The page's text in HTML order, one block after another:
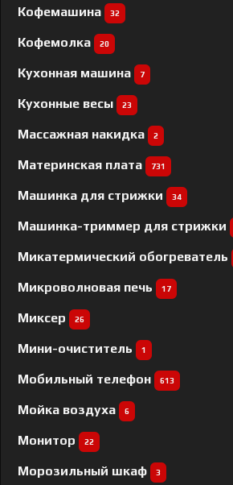
Кофемашина 32
Кофемолка 20
Кухонная машина 7
Кухонные весы 23
Массажная накидка 2
Материнская плата 731
Машинка для стрижки 34
Машинка-триммер для стрижки
Микатермический обогреватель
Микроволновая печь 17
Миксер 26
Мини-очиститель 1
Мобильный телефон 613
Мойка воздуха 6
Монитор 22
Морозильный шкаф 3